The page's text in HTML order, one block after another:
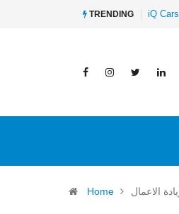
TRENDING iQ
Home الاعمال